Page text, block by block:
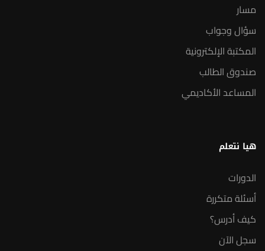
مسار
سؤال وجواب
المكتبة الإلكترونية
صندوق الطالب
المساعد الأكاديمي
هيا نتعلم
الدورات
أسئلة متكررة
كيف أدرس؟
سجل الآن